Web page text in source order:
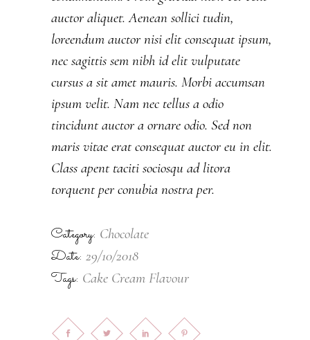
auctor aliquet. Aenean sollici tudin,
loreendum auctor nisi elit consequat ipsum,
nec sagittis sem nibh id elit vulputate
cursus a sit amet mauris. Morbi accumsan
ipsum velit. Nam nec tellus a odio
tincidunt auctor a ornare odio. Sed non
maris vitae erat consequat auctor eu in elit.
Class apent taciti sociosqu ad litora
torquent per conubia nostra per.
Category: Chocolate
Date: 29/10/2018
Tags: Cake Cream Flavour